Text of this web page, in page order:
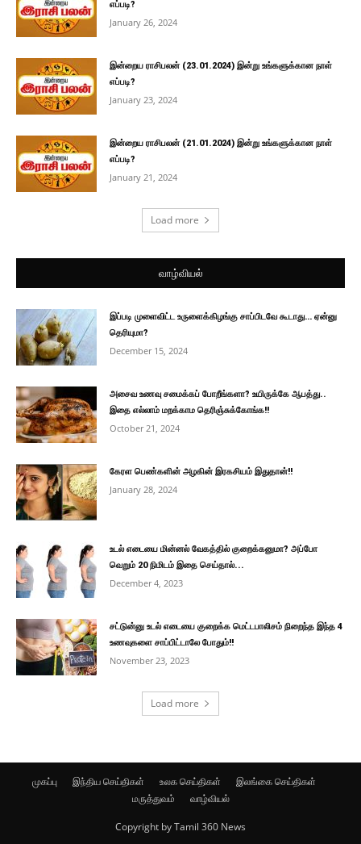
எப்படி?
January 26, 2024
இன்றைய ராசிபலன் (23.01.2024) இன்று உங்களுக்கான நாள்
எப்படி?
January 23, 2024
இன்றைய ராசிபலன் (21.01.2024) இன்று உங்களுக்கான நாள்
எப்படி?
January 21, 2024
Load more
வாழ்வியல்
இப்படி முளைவிட்ட உருளைக்கிழங்கு சாப்பிடவே கூடாது… ஏன்னு
தெரியுமா?
December 15, 2024
அசைவ உணவு சமைக்கப் போறீங்களா? உயிருக்கே ஆபத்து..
இதை எல்லாம் மறக்காம தெரிஞ்சுக்கோங்க!!
October 21, 2024
கேரள பெண்களின் அழகின் இரகசியம் இதுதான்!!
January 28, 2024
உடல் எடையை மின்னல் வேகத்தில் குறைக்கனுமா? அப்போ
வெறும் 20 நிமிடம் இதை செய்தால்...
December 4, 2023
சட்டுன்னு உடல் எடையை குறைக்க மெட்டபாலிசம் நிறைந்த இந்த 4
உணவுகளை சாப்பிட்டாலே போதும்!!
November 23, 2023
Load more
முகப்பு இந்திய செய்திகள் உலக செய்திகள்
இலங்கை செய்திகள்
மருத்துவம்
வாழ்வியல்
Copyright by Tamil 360 News